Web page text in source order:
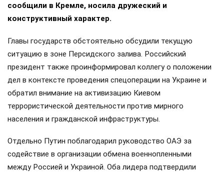
сообщили в Кремле, носила дружеский и
конструктивный характер.
Главы государств обстоятельно обсудили текущую
ситуацию в зоне Персидского залива. Российский
президент также проинформировал коллегу о положении
дел в контексте проведения спецоперации на Украине и
обратил внимание на активизацию Киевом
террористической деятельности против мирного
населения и гражданской инфраструктуры.
Отдельно Путин поблагодарил руководство ОАЭ за
содействие в организации обмена военнопленными
между Россией и Украиной. Оба лидера подтвердили